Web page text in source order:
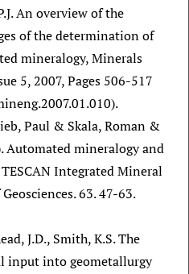
An overview of the
of the determination of
mineralogy, Minerals
5, 2007, Pages 506-517
Paul & Skala, Roman &
Automated mineralogy and
Integrated Mineral
63. 47-63.
J.D., Smith, K.S. The
input into geometallurgy